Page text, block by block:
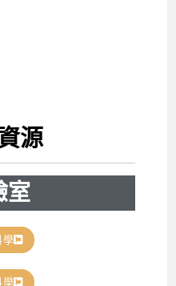
源
室
學
學